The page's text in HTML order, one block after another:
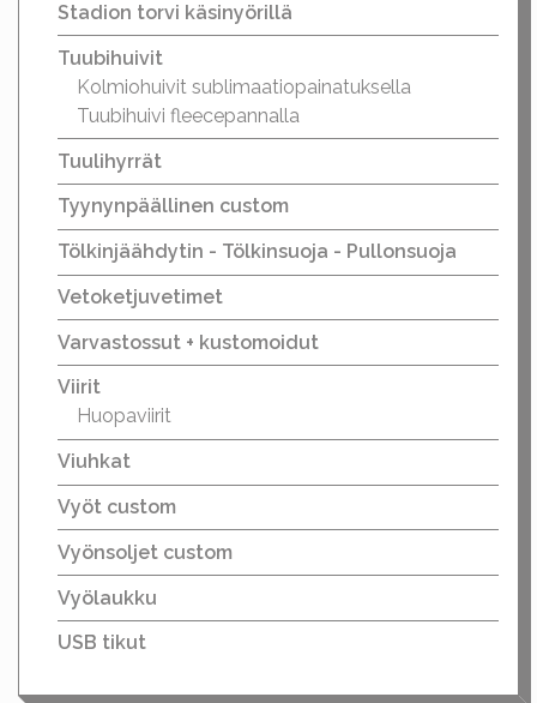
Stadion torvi käsinyörillä
Tuubihuivit
Kolmiohuivit sublimaatiopainatuksella
Tuubihuivi fleecepannalla
Tuulihyrrät
Tyynynpäällinen custom
Tölkinjäähdytin - Tölkinsuoja - Pullonsuoja
Vetoketjuvetimet
Varvastossut + kustomoidut
Viirit
Huopaviirit
Viuhkat
Vyöt custom
Vyönsoljet custom
Vyölaukku
USB tikut